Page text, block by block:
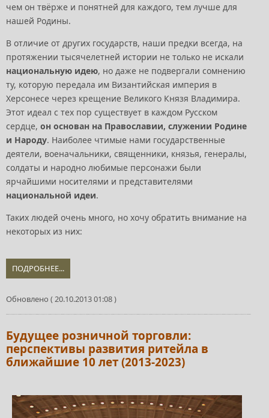
чем он твёрже и понятней для каждого, тем лучше для
нашей Родины.
В отличие от других государств, наши предки всегда, на
протяжении тысячелетней истории не только не искали
национальную идею, но даже не подвергали сомнению
ту, которую передала им Византийская империя в
Херсонесе через крещение Великого Князя Владимира.
Этот идеал с тех пор существует в каждом Русском
сердце, он основан на Православии, служении Родине
и Народу. Наиболее чтимые нами государственные
деятели, военачальники, священники, князья, генералы,
солдаты и народно любимые персонажи были
ярчайшими носителями и представителями
национальной идеи.
Таких людей очень много, но хочу обратить внимание на
некоторых из них:
ПОДРОБНЕЕ...
Обновлено ( 20.10.2013 01:08 )
Будущее розничной торговли:
перспективы развития ритейла в
ближайшие 10 лет (2013-2023)